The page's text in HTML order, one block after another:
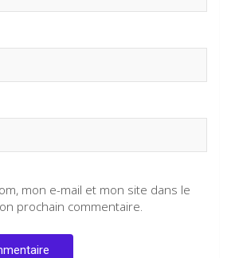
mon e-mail et mon site dans le
prochain commentaire.